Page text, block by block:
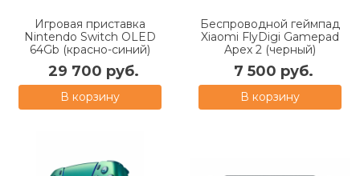
Игровая приставка
Nintendo Switch OLED
64Gb (красно-синий)
29 700 руб.
В корзину
Беспроводной геймпад
Xiaomi FlyDigi Gamepad
Apex 2 (черный)
7 500 руб.
В корзину